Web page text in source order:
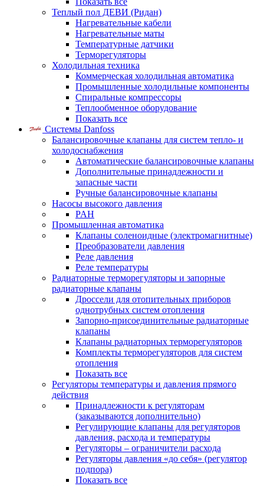
Теплый пол ДЕВИ (Ридан)
Нагревательные кабели
Нагревательные маты
Температурные датчики
Терморегуляторы
Холодильная техника
Коммерческая холодильная автоматика
Промышленные холодильные компоненты
Спиральные компрессоры
Теплообменное оборудование
Показать все
Системы Danfoss
Балансировочные клапаны для систем тепло- и
холодоснабжения
Автоматические балансировочные клапаны
Дополнительные принадлежности и
запасные части
Ручные балансировочные клапаны
Насосы высокого давления
PAH
Промышленная автоматика
Клапаны соленоидные (электромагнитные)
Преобразователи давления
Реле давления
Реле температуры
Радиаторные терморегуляторы и запорные
радиаторные клапаны
Дроссели для отопительных приборов
однотрубных систем отопления
Запорно-присоединительные радиаторные
клапаны
Клапаны радиаторных терморегуляторов
Комплекты терморегуляторов для систем
отопления
Показать все
Регуляторы температуры и давления прямого
действия
Принадлежности к регуляторам
(заказываются дополнительно)
Регулирующие клапаны для регуляторов
давления, расхода и температуры
Регуляторы – ограничители расхода
Регуляторы давления «до себя» (регулятор
подпора)
Показать все